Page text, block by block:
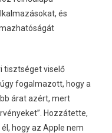
és
tisztséget viselő
fogalmazott, hogy a
árat azért, mert
Hozzátette,
hogy az Apple nem